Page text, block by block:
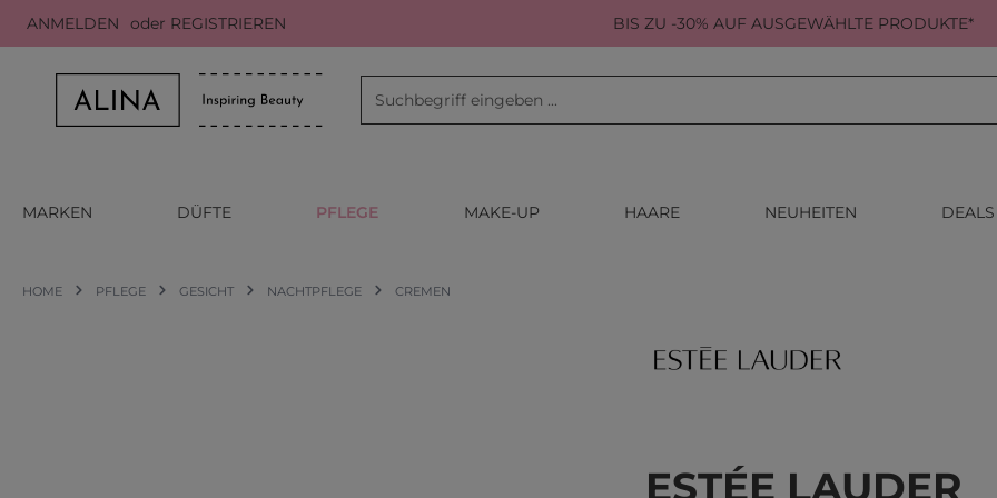
Hauptinhalt springen
Zur Suche springen
Zur Hauptnavigation springen
ANMELDEN oder REGISTRIEREN BIS ZU -30% AUF AUSGEWÄHLTE PRODUKTE*
MARKEN DÜFTE PFLEGE MAKE-UP HAARE NEUHEITEN DEALS
HOME PFLEGE GESICHT NACHTPFLEGE CREMEN
ESTÉE LAUDER